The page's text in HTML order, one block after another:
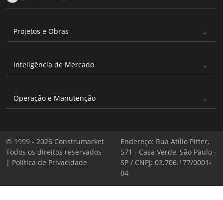
Projetos e Obras
Inteligência de Mercado
Operação e Manutenção
© 1999 - 2026 Construmarket
Todos os direitos reservados
| Política de Privacidade
Endereço: Rua Atílio Piffer,
571 - Casa Verde, São Paulo -
SP / CNPJ: 03.706.177/0001-
04